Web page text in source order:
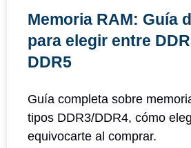
Memoria RAM: Guía
para elegir entre
DDR5
Guía completa sobre
tipos DDR3/DDR4, cómo
equivocarte al comprar.